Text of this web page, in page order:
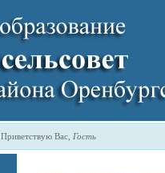
Приветствую Вас Гость